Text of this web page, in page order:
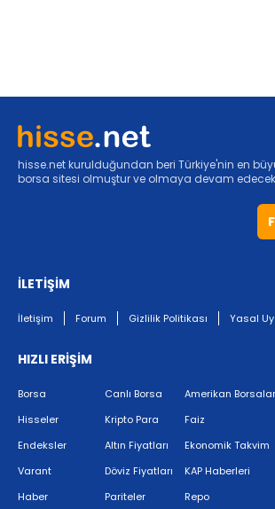
hisse.net kurulduğundan beri Türkiye'nin en
borsa sitesi olmuştur ve olmaya devam
İLETİŞİM
İletişim Forum Gizlilik Politikası Yasal
HIZLI ERİŞİM
Borsa
Hisseler
Endeksler
Varant
Haber
Canlı Borsa
Kripto Para
Altın Fiyatları
Döviz Fiyatları
Pariteler
Amerikan
Faiz
Ekonomik Takvim
KAP Haberleri
Repo